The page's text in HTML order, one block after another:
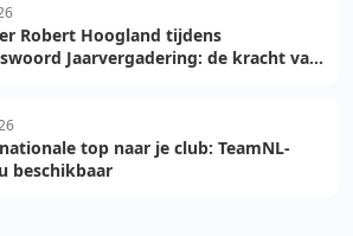
Robert Hoogland tijdens
Jaarvergadering: de kracht van
top naar je club: TeamNL-
beschikbaar